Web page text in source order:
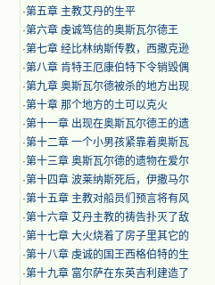
·第五章 主教艾丹的生平
·第六章 虔诚笃信的奥斯瓦尔德王
·第七章 经比林纳斯传教，西撒克逊
·第八章 肯特王厄康伯特下令销毁偶
·第九章 奥斯瓦尔德被杀的地方出现
·第十章 那个地方的土可以克火
·第十一章 出现在奥斯瓦尔德王的遗
·第十二章 一个小男孩紧靠着奥斯瓦
·第十三章 奥斯瓦尔德的遗物在爱尔
·第十四章 波莱纳斯死后，伊撒马尔
·第十五章 主教对船员们预言将有风
·第十六章 艾丹主教的祷告扑灭了敌
·第十七章 大火烧着了房子里其它的
·第十八章 虔诚的国王西格伯特的生
·第十九章 富尔萨在东英吉利建造了